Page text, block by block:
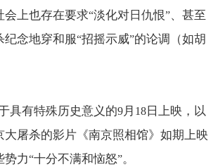
会上也存在要求“淡化对日仇恨”、甚至
纪念地穿和服“招摇示威”的论调（如胡
具有特殊历史意义的9月 18日上映，以
大屠杀的影片《南京照相馆》如期上映
势力“十分不满和恼怒”。